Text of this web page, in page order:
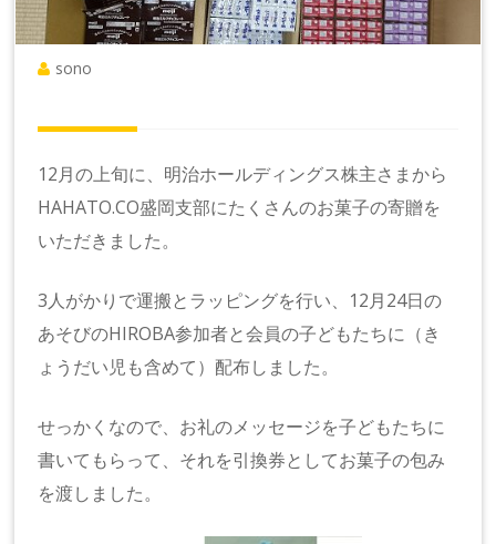
sono
12月の上旬に、明治ホールディングス株主さまから
HAHATO.CO盛岡支部にたくさんのお菓子の寄贈を
いただきました。
3人がかりで運搬とラッピングを行い、12月24日の
あそびのHIROBA参加者と会員の子どもたちに（き
ょうだい児も含めて）配布しました。
せっかくなので、お礼のメッセージを子どもたちに
書いてもらって、それを引換券としてお菓子の包み
を渡しました。